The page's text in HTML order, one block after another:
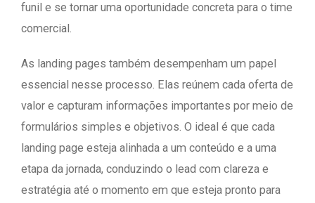
funil e se tornar uma oportunidade concreta para o time
comercial.
As landing pages também desempenham um papel
essencial nesse processo. Elas reúnem cada oferta de
valor e capturam informações importantes por meio de
formulários simples e objetivos. O ideal é que cada
landing page esteja alinhada a um conteúdo e a uma
etapa da jornada, conduzindo o lead com clareza e
estratégia até o momento em que esteja pronto para